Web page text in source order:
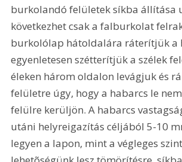
burkolandó felületek síkba állítása
következhet csak a falburkolat
burkolólap hátoldalára ráterítjük a
egyenletesen szétterítjük a szélek
éleken három oldalon levágjuk és
felületre úgy, hogy a habarcs le
felülre kerüljön. A habarcs
utáni helyreigazítás céljából 5-10
legyen a lapon, mint a végleges